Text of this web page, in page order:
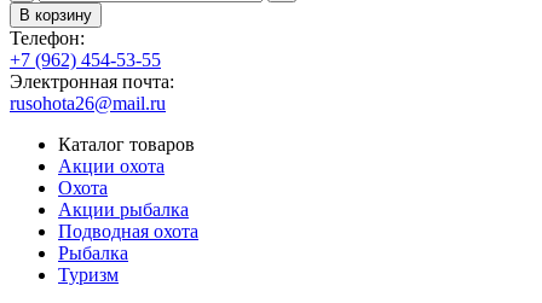
В корзину
Телефон:
+7 (962) 454-53-55
Электронная почта:
rusohota26@mail.ru
Каталог товаров
Акции охота
Охота
Акции рыбалка
Подводная охота
Рыбалка
Туризм